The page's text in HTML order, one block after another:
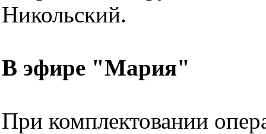
Никольский.
В эфире "Мария"
При комплектовании